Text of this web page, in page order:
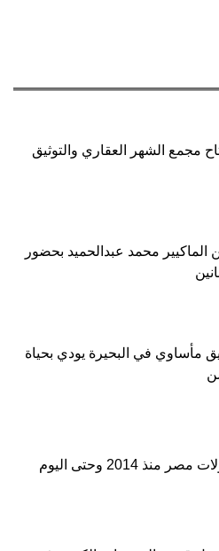
مجمع الشهر العقاري والتوثيق
الماكيير محمد عبدالحميد بحضور
مأساوي في البحيرة يودي بحياة
مصر منذ 2014 وحتى اليوم